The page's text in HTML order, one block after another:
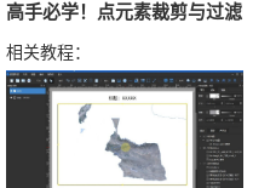
高手必学！点元素裁剪与过滤
相关教程：